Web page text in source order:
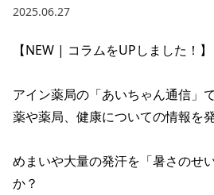
2025.06.27
【NEW | コラムをUPしました！】
アイン薬局の「あいちゃん通信」
薬や薬局、健康についての情報を
めまいや大量の発汗を「暑さのせ
か？